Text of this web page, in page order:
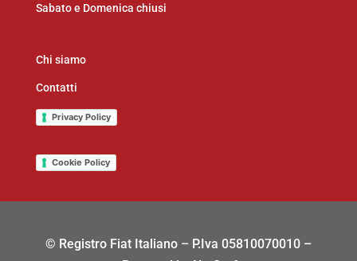
Sabato e Domenica chiusi
Chi siamo
Contatti
Privacy Policy
Cookie Policy
© Registro Fiat Italiano – P.Iva 05810070010 –